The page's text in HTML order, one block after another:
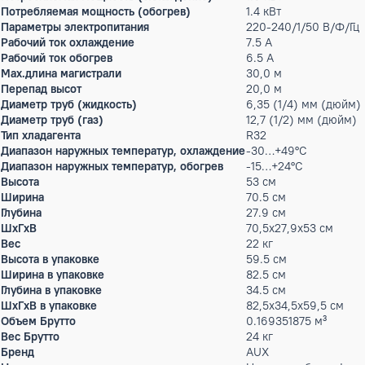
Max.уровень шума
52 дБ(А)
Класс энергопотребления
Энергоэффективность (EER)
Энергоэффективность (COP)
4
Гарантийный срок производителя, год
3
Производительность холод
5.3 кВт
Мощность кондиционера
18 тыс.BTU
Производительность тепло
Потребляемая мощность (охлаждение)
1.6 кВт
Потребляемая мощность (обогрев)
1.4 кВт
Параметры электропитания
220-240/1/50
Рабочий ток охлаждение 7.5 А
Рабочий ток обогрев
6.5 А
Max.длина магистрали
Перепад высот
20,0 м
Диаметр труб (жидкость)
6,35 (1/4) мм
Диаметр труб (газ)
12,7 (1/2) мм
Тип хладагента
R32
Диапазон наружных температур, охлаждение-30…+49°С
Диапазон наружных температур, обогрев